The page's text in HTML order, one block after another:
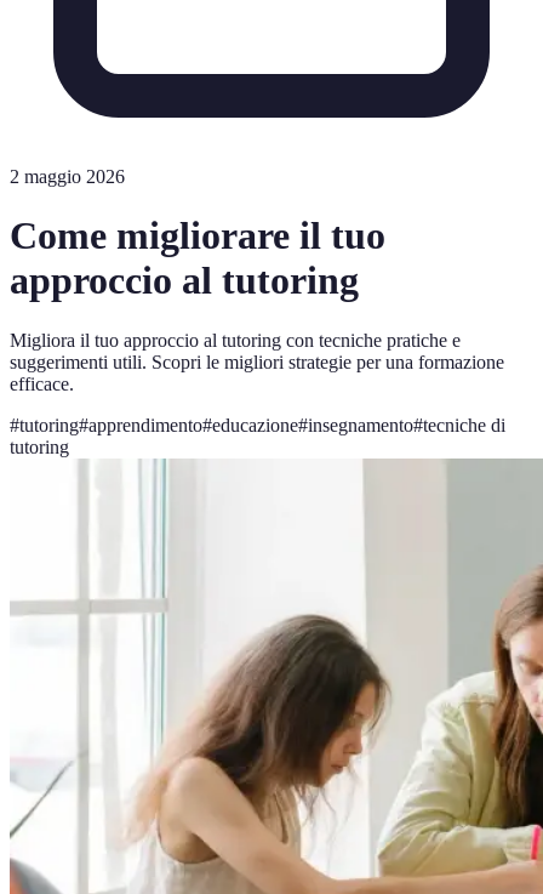
2 maggio 2026
Come migliorare il tuo
approccio al tutoring
Migliora il tuo approccio al tutoring con tecniche pratiche e
suggerimenti utili. Scopri le migliori strategie per una formazione
efficace.
#tutoring#apprendimento#educazione#insegnamento#tecniche di
tutoring